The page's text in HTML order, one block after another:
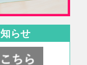
らせ